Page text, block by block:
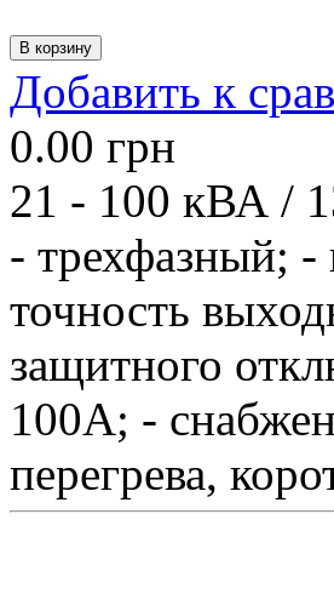
Добавить к
0.00 грн
21 - 100 кВА /
- трехфазный;
точность
защитного
100А; -
перегрева,